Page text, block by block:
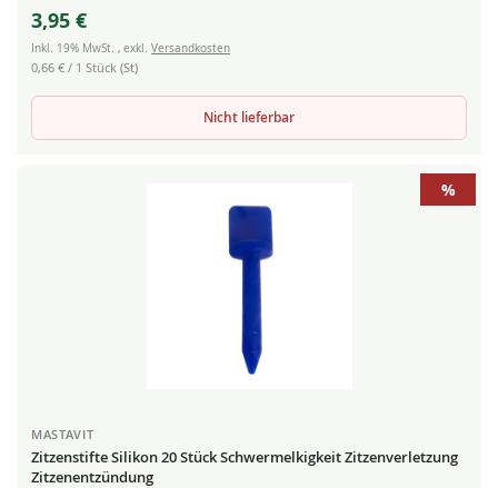
3,95 €
Inkl. 19% MwSt. , exkl. Versandkosten
0,66 € / 1 Stück (St)
Nicht lieferbar
%
MASTAVIT
Zitzenstifte Silikon 20 Stück Schwermelkigkeit Zitzenverletzung
Zitzenentzündung